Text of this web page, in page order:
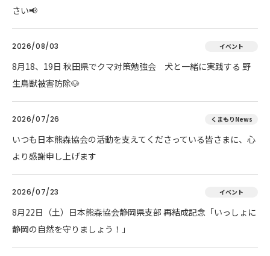
さい📢
2026/08/03 イベント
8月18、19日 秋田県でクマ対策勉強会 犬と一緒に実践する 野
生鳥獣被害防除🐶
2026/07/26 くまもりNews
いつも日本熊森協会の活動を支えてくださっている皆さまに、心
より感謝申し上げます
2026/07/23 イベント
8月22日（土）日本熊森協会静岡県支部 再結成記念「いっしょに
静岡の自然を守りましょう！」